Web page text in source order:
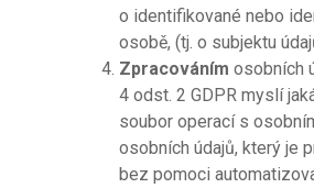
o identifikované nebo
osobě, (tj. o subjektu
Zpracováním osobních
4 odst. 2 GDPR myslí
soubor operací s
osobních údajů, který je
bez pomoci